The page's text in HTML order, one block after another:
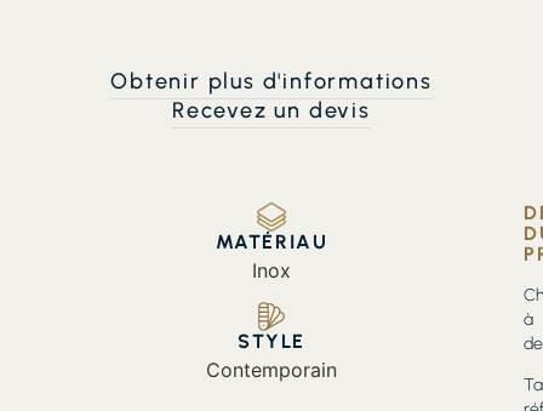
Obtenir plus d'informations
Recevez un devis
MATÉRIAU
Inox
STYLE
Contemporain
à